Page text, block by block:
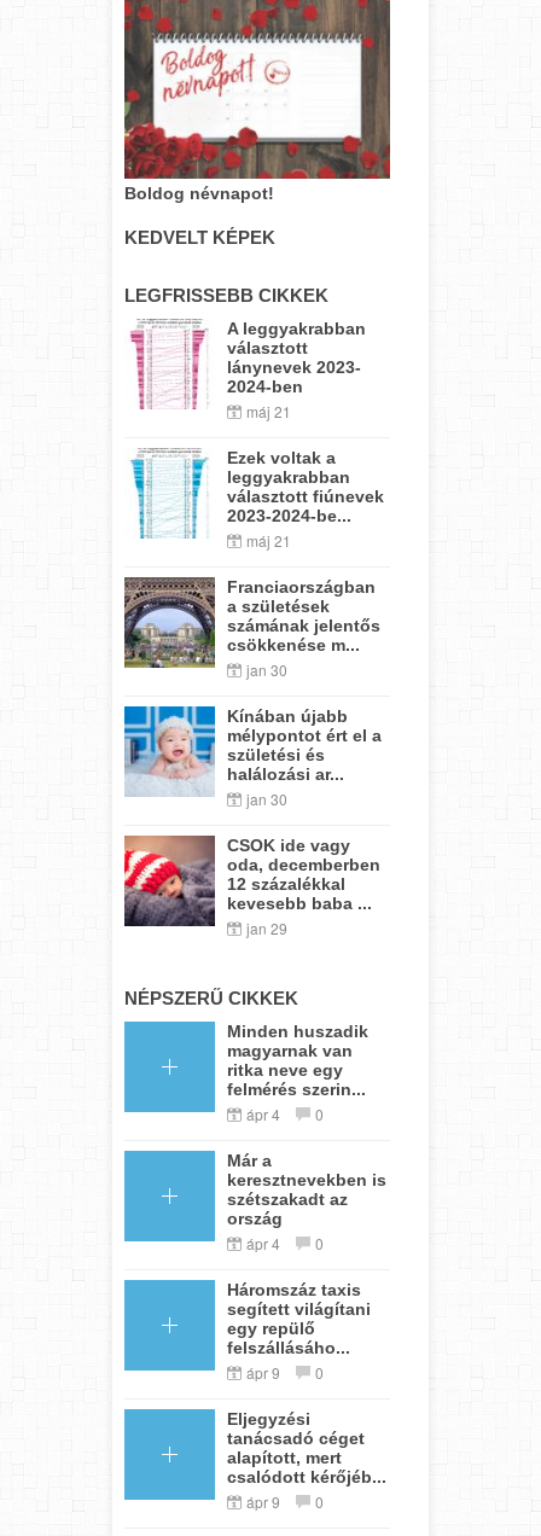
Boldog névnapot!
KEDVELT KÉPEK
LEGFRISSEBB CIKKEK
A leggyakrabban
választott
lánynevek 2023-
2024-ben
máj 21
Ezek voltak a
leggyakrabban
választott fiúnevek
2023-2024-be...
máj 21
Franciaországban
a születések
számának jelentős
csökkenése m...
jan 30
Kínában újabb
mélypontot ért el a
születési és
halálozási ar...
jan 30
CSOK ide vagy
oda, decemberben
12 százalékkal
kevesebb baba ...
jan 29
NÉPSZERŰ CIKKEK
Minden huszadik
magyarnak van
ritka neve egy
felmérés szerin...
ápr 4 0
Már a
keresztnevekben is
szétszakadt az
ország
ápr 4 0
Háromszáz taxis
segített világítani
egy repülő
felszállásáho...
ápr 9 0
Eljegyzési
tanácsadó céget
alapított, mert
csalódott kérőjéb...
ápr 9 0